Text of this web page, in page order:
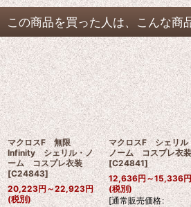
この商品を買った人は、こんな商
マクロスF 無限
Infinity シェリル・ノ
ーム コスプレ衣装
[C24843]
20,223円～22,923円
(税別)
マクロスF シェリル
ノーム コスプレ衣装
[C24841]
12,636円～15,336円
(税別)
[通常販売価格: